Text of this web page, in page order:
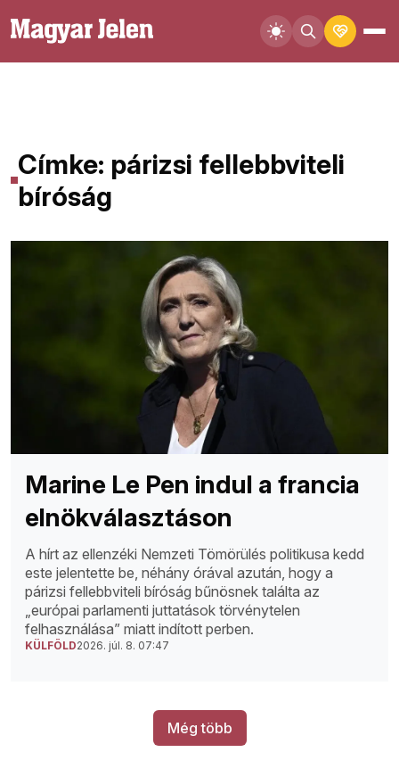
Címke: párizsi fellebbviteli
bíróság
Marine Le Pen indul a francia
elnökválasztáson
A hírt az ellenzéki Nemzeti Tömörülés politikusa kedd
este jelentette be, néhány órával azután, hogy a
párizsi fellebbviteli bíróság bűnösnek találta az
„európai parlamenti juttatások törvénytelen
felhasználása” miatt indított perben.
KÜLFÖLD2026. júl. 8. 07:47
Még több